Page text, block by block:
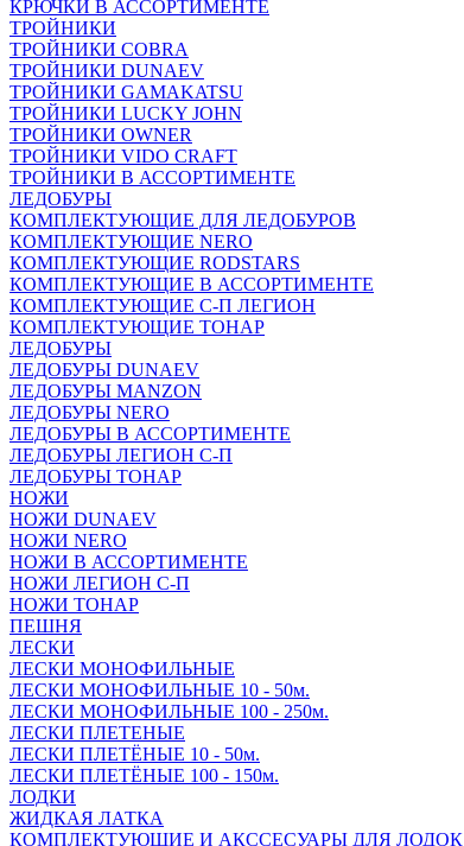
КРЮЧКИ В АССОРТИМЕНТЕ
ТРОЙНИКИ
ТРОЙНИКИ COBRA
ТРОЙНИКИ DUNAEV
ТРОЙНИКИ GAMAKATSU
ТРОЙНИКИ LUCKY JOHN
ТРОЙНИКИ OWNER
ТРОЙНИКИ VIDO CRAFT
ТРОЙНИКИ В АССОРТИМЕНТЕ
ЛЕДОБУРЫ
КОМПЛЕКТУЮЩИЕ ДЛЯ ЛЕДОБУРОВ
КОМПЛЕКТУЮЩИЕ NERO
КОМПЛЕКТУЮЩИЕ RODSTARS
КОМПЛЕКТУЮЩИЕ В АССОРТИМЕНТЕ
КОМПЛЕКТУЮЩИЕ С-П ЛЕГИОН
КОМПЛЕКТУЮЩИЕ ТОНАР
ЛЕДОБУРЫ
ЛЕДОБУРЫ DUNAEV
ЛЕДОБУРЫ MANZON
ЛЕДОБУРЫ NERO
ЛЕДОБУРЫ В АССОРТИМЕНТЕ
ЛЕДОБУРЫ ЛЕГИОН С-П
ЛЕДОБУРЫ ТОНАР
НОЖИ
НОЖИ DUNAEV
НОЖИ NERO
НОЖИ В АССОРТИМЕНТЕ
НОЖИ ЛЕГИОН С-П
НОЖИ ТОНАР
ПЕШНЯ
ЛЕСКИ
ЛЕСКИ МОНОФИЛЬНЫЕ
ЛЕСКИ МОНОФИЛЬНЫЕ 10 - 50м.
ЛЕСКИ МОНОФИЛЬНЫЕ 100 - 250м.
ЛЕСКИ ПЛЕТЕНЫЕ
ЛЕСКИ ПЛЕТЁНЫЕ 10 - 50м.
ЛЕСКИ ПЛЕТЁНЫЕ 100 - 150м.
ЛОДКИ
ЖИДКАЯ ЛАТКА
КОМПЛЕКТУЮЩИЕ И АКССЕСУАРЫ ДЛЯ ЛОДОК